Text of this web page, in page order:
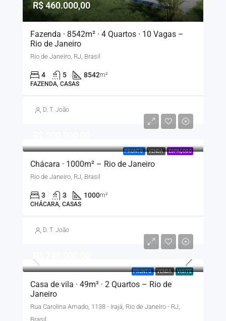
R$ 460.000,00
Fazenda · 8542m² · 4 Quartos · 10 Vagas –
Rio de Janeiro
Rio de Janeiro, RJ, Brasil
4 5 8542m²
FAZENDA, CASAS
D. T. João
PRONTO VENDA ESPAÇOSO
Chácara · 1000m² – Rio de Janeiro
Rio de Janeiro, RJ, Brasil
3 3 1000m²
CHÁCARA, CASAS
D. T. João
PRONTO VENDA VISITE
Casa de vila · 49m² · 2 Quartos – Rio de
Janeiro
Rua Carolina Amado, 1138 - Irajá, Rio de Janeiro - RJ,
Brasil